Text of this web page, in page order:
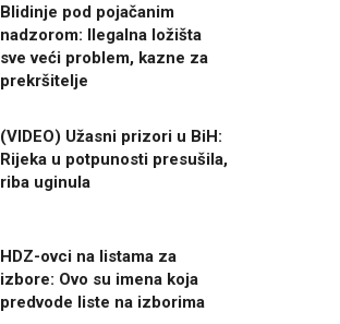
Blidinje pod pojačanim
nadzorom: Ilegalna ložišta
sve veći problem, kazne za
prekršitelje
(VIDEO) Užasni prizori u BiH:
Rijeka u potpunosti presušila,
riba uginula
HDZ-ovci na listama za
izbore: Ovo su imena koja
predvode liste na izborima